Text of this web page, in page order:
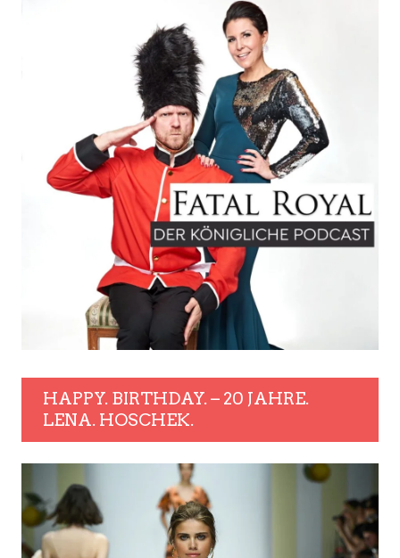
HAPPY. BIRTHDAY. – 20 JAHRE.
LENA. HOSCHEK.